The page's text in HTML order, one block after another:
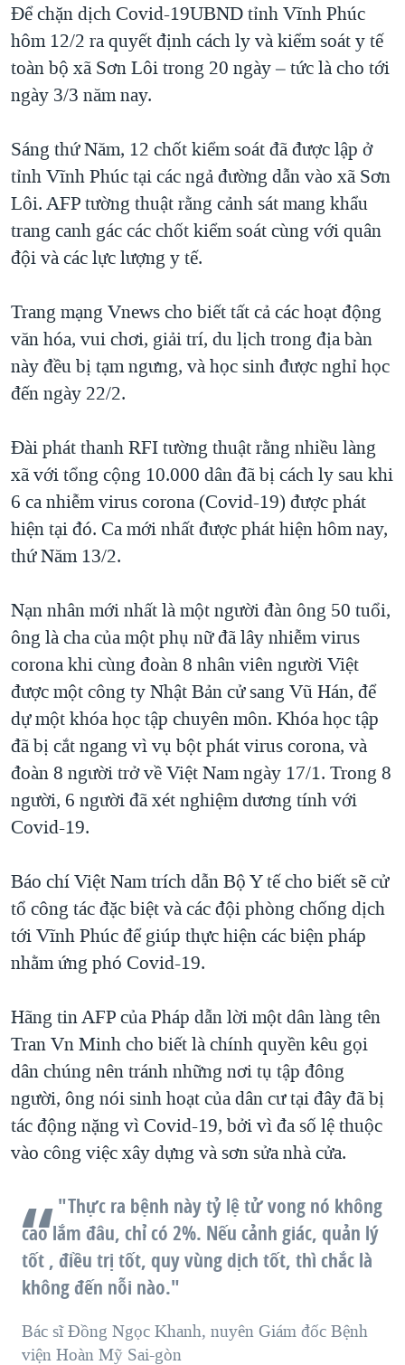
Để chặn dịch Covid-19UBND tỉnh Vĩnh Phúc
hôm 12/2 ra quyết định cách ly và kiểm soát y tế
toàn bộ xã Sơn Lôi trong 20 ngày – tức là cho tới
ngày 3/3 năm nay.
Sáng thứ Năm, 12 chốt kiểm soát đã được lập ở
tỉnh Vĩnh Phúc tại các ngả đường dẫn vào xã Sơn
Lôi. AFP tường thuật rằng cảnh sát mang khẩu
trang canh gác các chốt kiểm soát cùng với quân
đội và các lực lượng y tế.
Trang mạng Vnews cho biết tất cả các hoạt động
văn hóa, vui chơi, giải trí, du lịch trong địa bàn
này đều bị tạm ngưng, và học sinh được nghỉ học
đến ngày 22/2.
Đài phát thanh RFI tường thuật rằng nhiều làng
xã với tổng cộng 10.000 dân đã bị cách ly sau khi
6 ca nhiễm virus corona (Covid-19) được phát
hiện tại đó. Ca mới nhất được phát hiện hôm nay,
thứ Năm 13/2.
Nạn nhân mới nhất là một người đàn ông 50 tuổi,
ông là cha của một phụ nữ đã lây nhiễm virus
corona khi cùng đoàn 8 nhân viên người Việt
được một công ty Nhật Bản cử sang Vũ Hán, để
dự một khóa học tập chuyên môn. Khóa học tập
đã bị cắt ngang vì vụ bột phát virus corona, và
đoàn 8 người trở về Việt Nam ngày 17/1. Trong 8
người, 6 người đã xét nghiệm dương tính với
Covid-19.
Báo chí Việt Nam trích dẫn Bộ Y tế cho biết sẽ cử
tổ công tác đặc biệt và các đội phòng chống dịch
tới Vĩnh Phúc để giúp thực hiện các biện pháp
nhằm ứng phó Covid-19.
Hãng tin AFP của Pháp dẫn lời một dân làng tên
Tran Vn Minh cho biết là chính quyền kêu gọi
dân chúng nên tránh những nơi tụ tập đông
người, ông nói sinh hoạt của dân cư tại đây đã bị
tác động nặng vì Covid-19, bởi vì đa số lệ thuộc
vào công việc xây dựng và sơn sửa nhà cửa.
"Thực ra bệnh này tỷ lệ tử vong nó không
cao lắm đâu, chỉ có 2%. Nếu cảnh giác, quản lý
tốt , điều trị tốt, quy vùng dịch tốt, thì chắc là
không đến nỗi nào."
Bác sĩ Đồng Ngọc Khanh, nuyên Giám đốc Bệnh
viện Hoàn Mỹ Sai-gòn